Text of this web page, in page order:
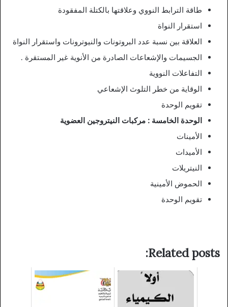
طاقة الترابط النووي وعلاقتها بالكتلة المفقودة
استقرار النواة
العلاقة بين نسبة عدد البروتونات والنيوترونات واستقرار النواة
الجسيمات والإشعاعات الصادرة من الأنوية غير المستقرة .
التفاعلات النووية
الوقاية من خطر التلوث الإشعاعي
تقويم الوحدة
الوحدة الخامسة : مركبات النيتروجين العضوية
الأمينات
الأميدات
النيتريلات
الحموض الأمينية
تقويم الوحدة
Related posts: